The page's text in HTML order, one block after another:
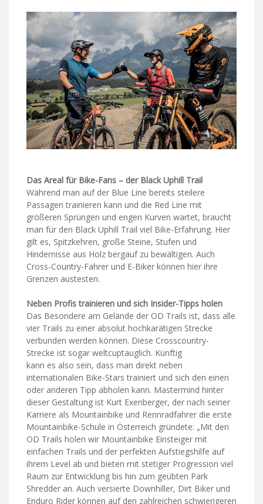
Das Areal für Bike-Fans – der Black Uphill Trail
Während man auf der Blue Line bereits steilere
Passagen trainieren kann und die Red Line mit
größeren Sprüngen und engen Kurven wartet, braucht
man für den Black Uphill Trail viel Bike-Erfahrung. Hier
gilt es, Spitzkehren, große Steine, Stufen und
Hindernisse aus Holz bergauf zu bewältigen. Auch
Cross-Country-Fahrer und E-Biker können hier ihre
Grenzen austesten.
Neben Profis trainieren und sich Insider-Tipps holen
Das Besondere am Gelände der OD Trails ist, dass alle
vier Trails zu einer absolut hochkarätigen Strecke
verbunden werden können. Diese Crosscountry-
Strecke ist sogar weltcuptauglich. Künftig
kann es also sein, dass man direkt neben
internationalen Bike-Stars trainiert und sich den einen
oder anderen Tipp abholen kann. Mastermind hinter
dieser Gestaltung ist Kurt Exenberger, der nach seiner
Karriere als Mountainbike und Rennradfahrer die erste
Mountainbike-Schule in Österreich gründete: „Mit den
OD Trails holen wir Mountainbike Einsteiger mit
einfachen Trails und der perfekten Aufstiegshilfe auf
ihrem Level ab und bieten mit stetiger Progression viel
Raum zur Entwicklung bis hin zum geübten Park
Shredder an. Auch versierte Downhiller, Dirt Biker und
Enduro Rider können auf den zahlreichen schwierigeren